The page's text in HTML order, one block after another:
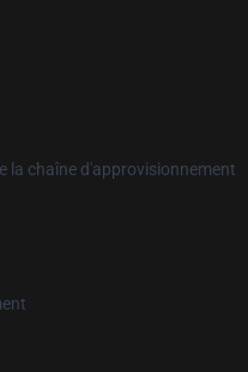
la chaîne d'approvisionnement